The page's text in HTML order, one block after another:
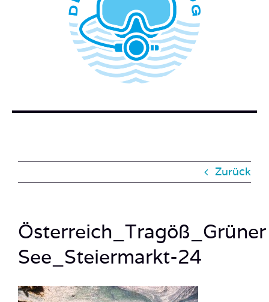
WER STECKT HINTER DEM TAUCHERBLOG?
BUCH BESTELLEN
Zurück
Österreich_Tragöß_Grüner
See_Steiermarkt-24